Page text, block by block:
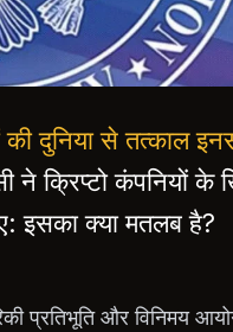
की दुनिया से तत्काल
ने क्रिप्टो कंपनियों के
इसका क्या मतलब है?
प्रतिभूति और विनिमय